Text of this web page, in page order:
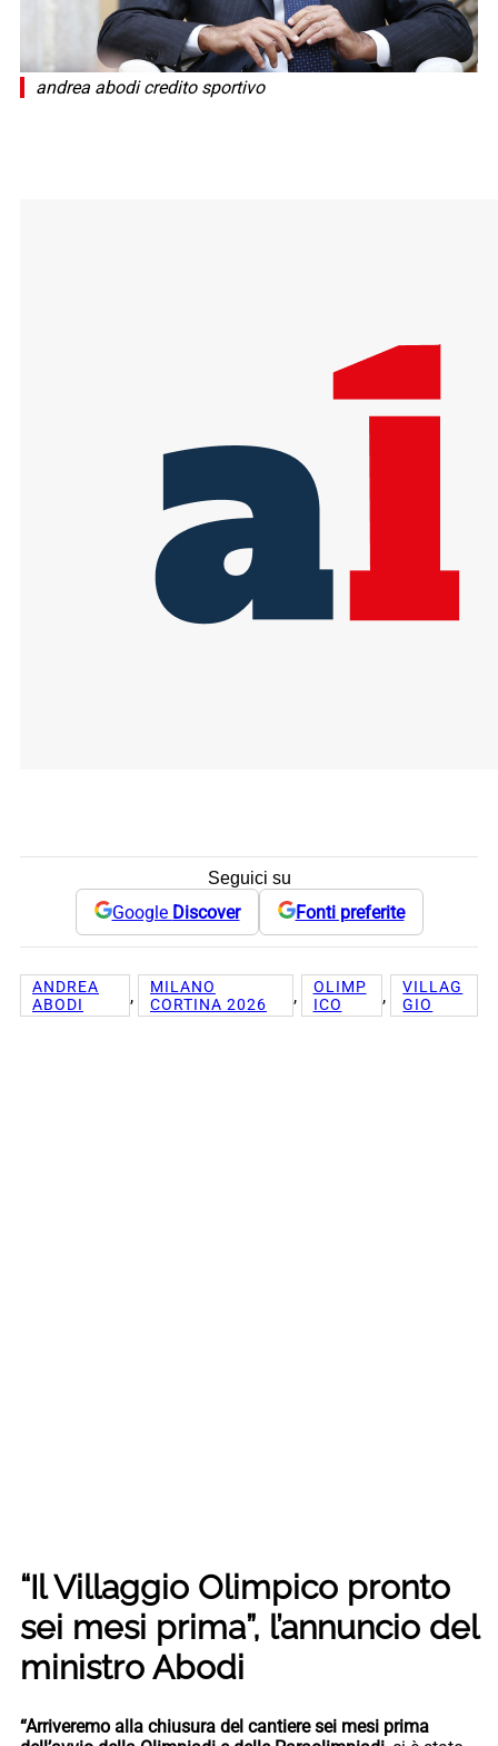
andrea abodi credito sportivo
Seguici su
Google Discover Fonti preferite
ANDREA
ABODI
,
MILANO
CORTINA 2026
,
OLIMP
ICO
,
VILLAG
GIO
“Il Villaggio Olimpico pronto
sei mesi prima”, l’annuncio del
ministro Abodi
“Arriveremo alla chiusura del cantiere sei mesi prima